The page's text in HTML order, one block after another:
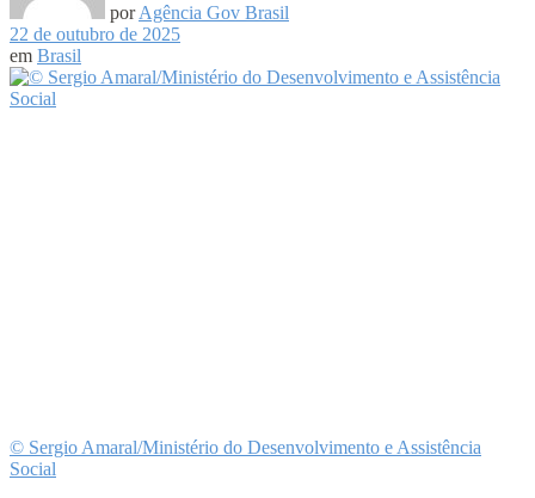
por Agência Gov Brasil
22 de outubro de 2025
em Brasil
© Sergio Amaral/Ministério do Desenvolvimento e Assistência
Social